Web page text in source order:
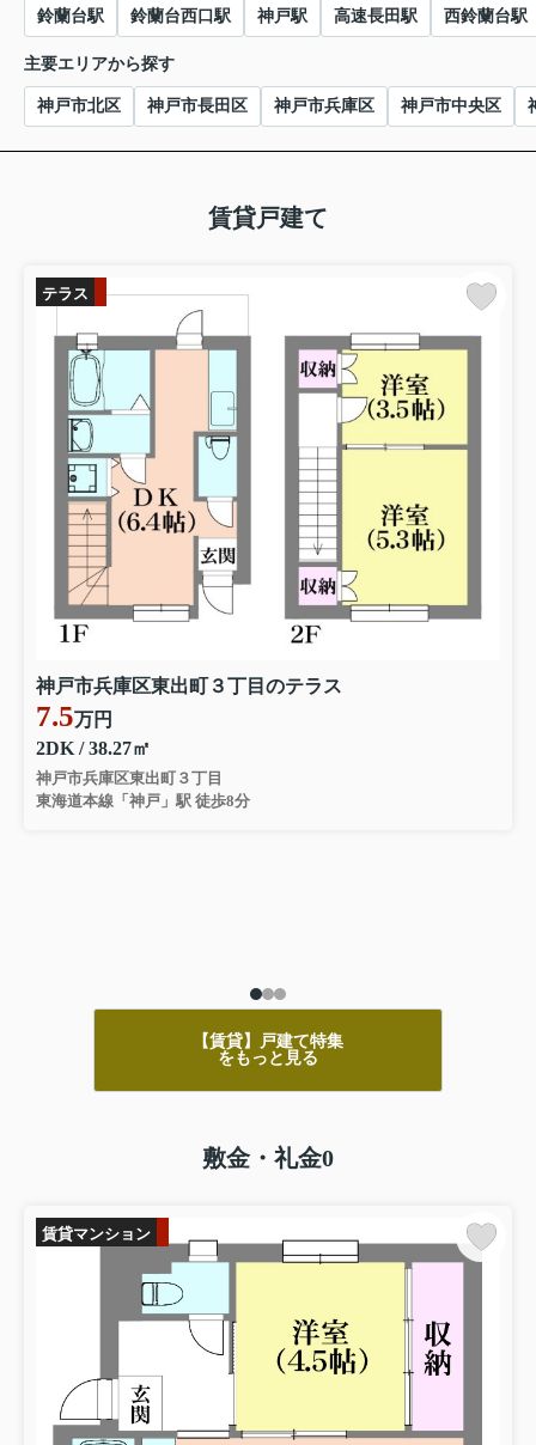
鈴蘭台駅 鈴蘭台西口駅 神戸駅 高速長田駅 西鈴蘭台駅
主要エリアから探す
神戸市北区 神戸市長田区 神戸市兵庫区 神戸市中央区
賃貸戸建て
テラス
神戸市兵庫区東出町３丁目のテラス
7.5万円
2DK / 38.27㎡
神戸市兵庫区東出町３丁目
東海道本線「神戸」駅 徒歩8分
【賃貸】戸建て特集
をもっと見る
敷金・礼金0
賃貸マンション